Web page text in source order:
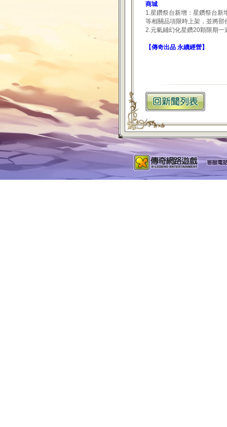
商城
1.星鑽祭台新增：星鑽祭台新
等相關品項限時上架，並將部
2.元氣鋪幻化星鑽20顆限期一
【傳奇出品 永續經營】